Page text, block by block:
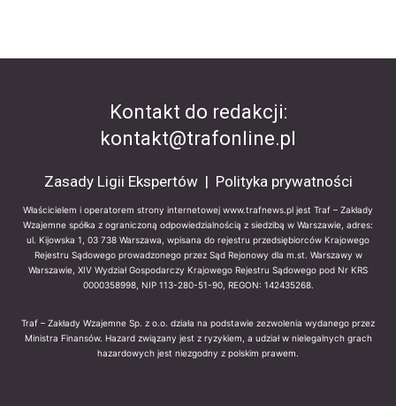
Kontakt do redakcji:
kontakt@trafonline.pl
Zasady Ligii Ekspertów| Polityka prywatności
Właścicielem i operatorem strony internetowej www.trafnews.pl jest Traf – Zakłady
Wzajemne spółka z ograniczoną odpowiedzialnością z siedzibą w Warszawie, adres:
ul. Kijowska 1, 03 738 Warszawa, wpisana do rejestru przedsiębiorców Krajowego
Rejestru Sądowego prowadzonego przez Sąd Rejonowy dla m.st. Warszawy w
Warszawie, XIV Wydział Gospodarczy Krajowego Rejestru Sądowego pod Nr KRS
0000358998, NIP 113-280-51-90, REGON: 142435268.
Traf – Zakłady Wzajemne Sp. z o.o. działa na podstawie zezwolenia wydanego przez
Ministra Finansów. Hazard związany jest z ryzykiem, a udział w nielegalnych grach
hazardowych jest niezgodny z polskim prawem.